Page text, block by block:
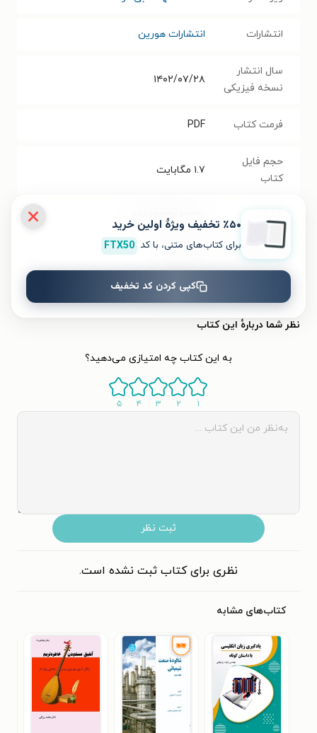
انتشارات انتشارات هورین
سال انتشار
نسخه فیزیکی
۱۴۰۲/۰۷/۲۸
فرمت کتاب PDF
حجم فایل
کتاب
۱.۷ مگابایت
۹۷۸۶۲۲۳۷۸۱۲۳۰
تعداد صفحه‌ها ۳۲ صفحه
۱۰۵۰۰۰ تومان
نظر شما دربارهٔ این کتاب
به این کتاب چه امتیازی می‌دهید؟
۱ ۲ ۳ ۴ ۵
ثبت نظر
نظری برای کتاب ثبت نشده است.
کتاب‌های مشابه
٪۵۰ تخفیف ویژۀ اولین خرید
برای کتاب‌های متنی، با کد FTX50
کپی کردن کد تخفیف